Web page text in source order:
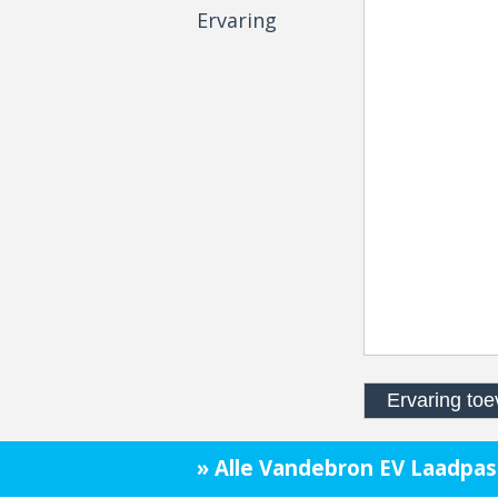
Ervaring
» Alle Vandebron EV